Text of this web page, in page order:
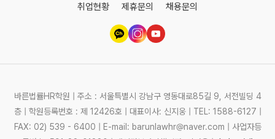
취업현황
제휴문의 채용문의
바른법률HR학원 | 주소 : 서울특별시 강남구 영동대로85길 9, 서전빌딩 4
층 | 학원등록번호 : 제 12426호 | 대표이사: 신지웅 | TEL: 1588-6127 |
FAX: 02) 539 - 6400 | E-mail: barunlawhr@naver.com | 사업자등